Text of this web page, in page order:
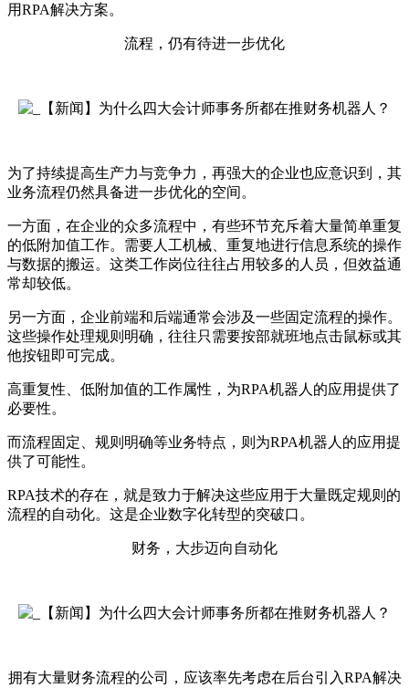
用RPA解决方案。
流程，仍有待进一步优化
为了持续提高生产力与竞争力，再强大的企业也应意识到，其
业务流程仍然具备进一步优化的空间。
一方面，在企业的众多流程中，有些环节充斥着大量简单重复
的低附加值工作。需要人工机械、重复地进行信息系统的操作
与数据的搬运。这类工作岗位往往占用较多的人员，但效益通
常却较低。
另一方面，企业前端和后端通常会涉及一些固定流程的操作。
这些操作处理规则明确，往往只需要按部就班地点击鼠标或其
他按钮即可完成。
高重复性、低附加值的工作属性，为RPA机器人的应用提供了
必要性。
而流程固定、规则明确等业务特点，则为RPA机器人的应用提
供了可能性。
RPA技术的存在，就是致力于解决这些应用于大量既定规则的
流程的自动化。这是企业数字化转型的突破口。
财务，大步迈向自动化
拥有大量财务流程的公司，应该率先考虑在后台引入RPA解决